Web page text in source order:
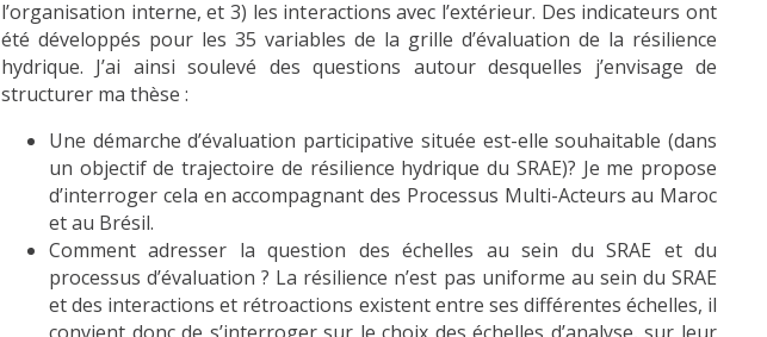
l’organisation interne, et 3) les interactions avec l’extérieur. Des indicateurs ont
été développés pour les 35 variables de la grille d’évaluation de la résilience
hydrique. J’ai ainsi soulevé des questions autour desquelles j’envisage de
structurer ma thèse :
Une démarche d’évaluation participative située est-elle souhaitable (dans
un objectif de trajectoire de résilience hydrique du SRAE)? Je me propose
d’interroger cela en accompagnant des Processus Multi-Acteurs au Maroc
et au Brésil.
Comment adresser la question des échelles au sein du SRAE et du
processus d’évaluation ? La résilience n’est pas uniforme au sein du SRAE
et des interactions et rétroactions existent entre ses différentes échelles, il